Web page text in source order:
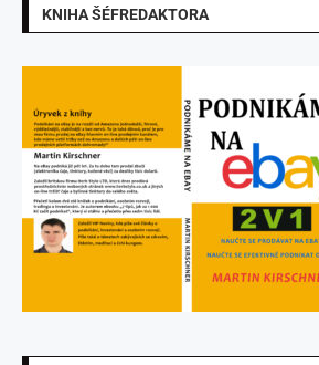
KNIHA ŠÉFREDAKTORA